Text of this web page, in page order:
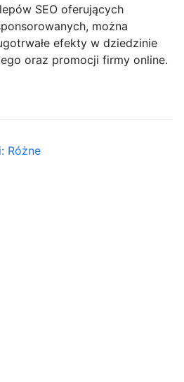
SEO oferujących
można
efekty w dziedzinie
oraz promocji firmy online.
Różne